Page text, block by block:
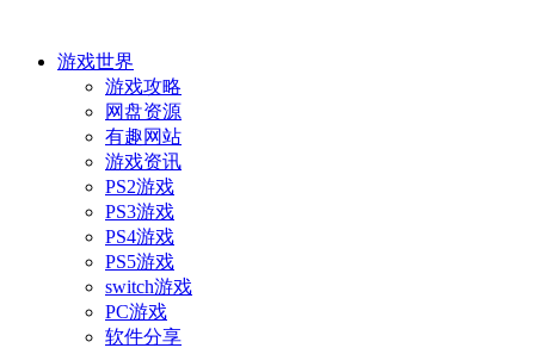
游戏世界
游戏攻略
网盘资源
有趣网站
游戏资讯
PS2游戏
PS3游戏
PS4游戏
PS5游戏
switch游戏
PC游戏
软件分享